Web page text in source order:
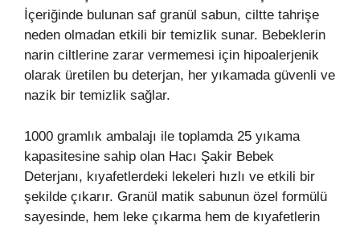
İçeriğinde bulunan saf granül sabun, ciltte tahrişe
neden olmadan etkili bir temizlik sunar. Bebeklerin
narin ciltlerine zarar vermemesi için hipoalerjenik
olarak üretilen bu deterjan, her yıkamada güvenli ve
nazik bir temizlik sağlar.
1000 gramlık ambalajı ile toplamda 25 yıkama
kapasitesine sahip olan Hacı Şakir Bebek
Deterjanı, kıyafetlerdeki lekeleri hızlı ve etkili bir
şekilde çıkarır. Granül matik sabunun özel formülü
sayesinde, hem leke çıkarma hem de kıyafetlerin